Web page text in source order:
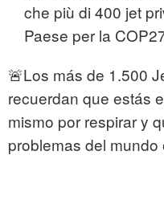
che più di 400 jet
Paese per la
🚨Los más de 1.500
recuerdan que estás
mismo por respirar y
problemas del mundo